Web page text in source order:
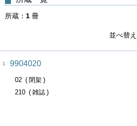
所蔵 1 冊
並べ替
1 9904020
02
閉架
210
雑誌